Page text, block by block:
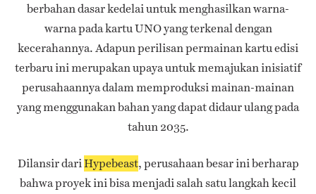
berbahan dasar kedelai untuk menghasilkan warna-
warna pada kartu UNO yang terkenal dengan
kecerahannya. Adapun perilisan permainan kartu edisi
terbaru ini merupakan upaya untuk memajukan inisiatif
perusahaannya dalam memproduksi mainan-mainan
yang menggunakan bahan yang dapat didaur ulang pada
tahun 2035.
Dilansir dariHypebeast, perusahaan besar ini berharap
bahwa proyek ini bisa menjadi salah satu langkah kecil